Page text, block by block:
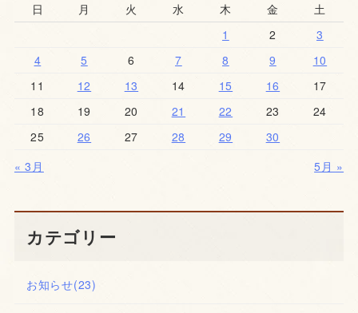
日
月 火 水 木 金
土
1
2
3
4
5 6 7 8 9
10
11
12 13 14 15 16
17
18
19 20 21 22 23
24
25
26 27 28 29
30
« 3月
5月 »
カテゴリー
お知らせ(23)